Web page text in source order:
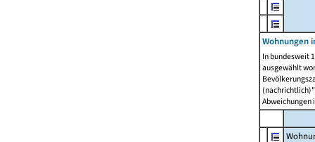
Wohnungen
In bundesweit
ausgewählt
Abweichungen